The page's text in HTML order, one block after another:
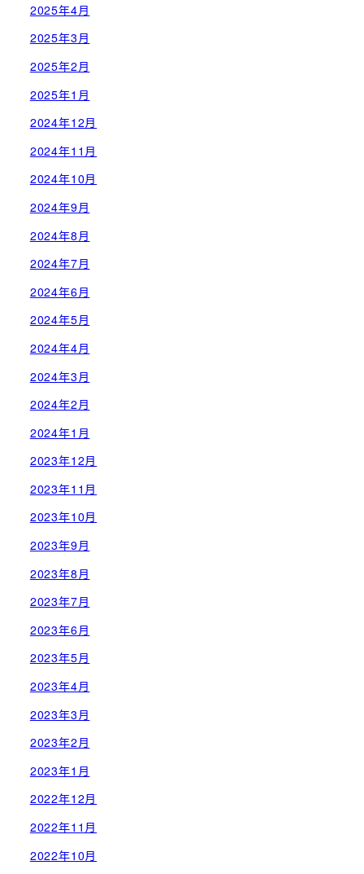
2025年4月
2025年3月
2025年2月
2025年1月
2024年12月
2024年11月
2024年10月
2024年9月
2024年8月
2024年7月
2024年6月
2024年5月
2024年4月
2024年3月
2024年2月
2024年1月
2023年12月
2023年11月
2023年10月
2023年9月
2023年8月
2023年7月
2023年6月
2023年5月
2023年4月
2023年3月
2023年2月
2023年1月
2022年12月
2022年11月
2022年10月